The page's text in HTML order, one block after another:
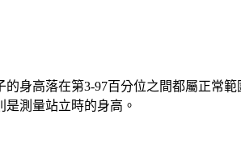
身高落在第3-97百分位之間都屬正常
測量站立時的身高。